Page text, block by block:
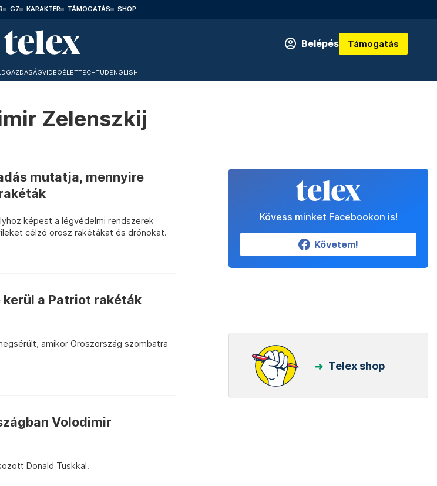
G7 KARAKTER TÁMOGATÁS SHOP
Belépés Támogatás
GAZDASÁGVIDEÓÉLETTECHTUDENGLISH
Zelenszkij
mutatja, mennyire
képest a légvédelmi rendszerek
célzó orosz rakétákat és drónokat.
a Patriot rakéták
amikor Oroszország szombatra
Volodimir
Donald Tuskkal.
Kövess minket Facebookon is!
Követem!
Telex shop